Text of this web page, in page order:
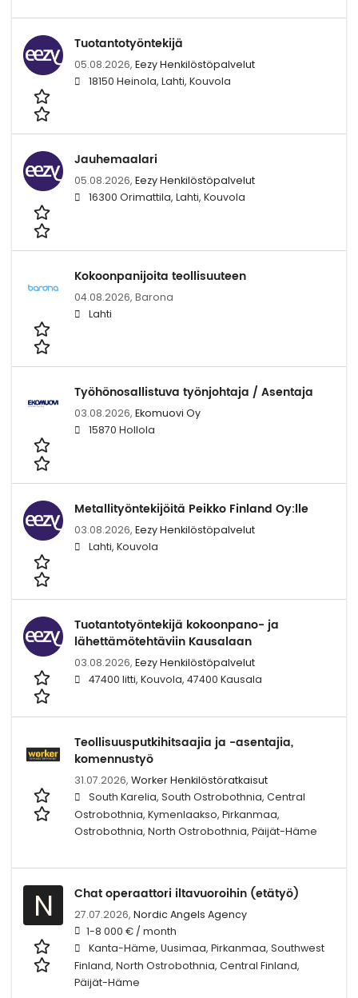
Tuotantotyöntekijä
05.08.2026, Eezy Henkilöstöpalvelut
18150 Heinola, Lahti, Kouvola
Jauhemaalari
05.08.2026, Eezy Henkilöstöpalvelut
16300 Orimattila, Lahti, Kouvola
Kokoonpanijoita teollisuuteen
04.08.2026, Barona
Lahti
Työhönosallistuva työnjohtaja / Asentaja
03.08.2026, Ekomuovi Oy
15870 Hollola
Metallityöntekijöitä Peikko Finland Oy:lle
03.08.2026, Eezy Henkilöstöpalvelut
Lahti, Kouvola
Tuotantotyöntekijä kokoonpano- ja
lähettämötehtäviin Kausalaan
03.08.2026, Eezy Henkilöstöpalvelut
47400 Iitti, Kouvola, 47400 Kausala
Teollisuusputkihitsaajia ja -asentajia,
komennustyö
31.07.2026, Worker Henkilöstöratkaisut
South Karelia, South Ostrobothnia, Central
Ostrobothnia, Kymenlaakso, Pirkanmaa,
Ostrobothnia, North Ostrobothnia, Päijät-Häme
N Chat operaattori iltavuoroihin (etätyö)
27.07.2026, Nordic Angels Agency
1-8 000 € / month
Kanta-Häme, Uusimaa, Pirkanmaa, Southwest
Finland, North Ostrobothnia, Central Finland,
Päijät-Häme